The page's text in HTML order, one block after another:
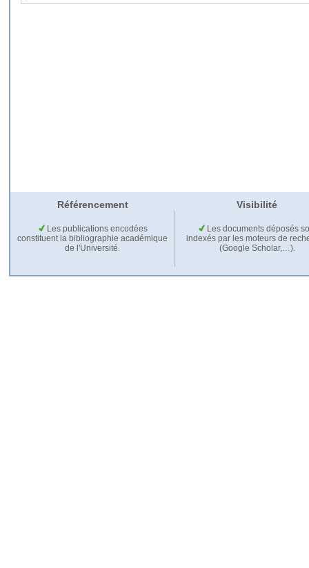
Référencement Visibilité
Les publications encodées
constituent la bibliographie académique
de l'Université.
Les documents déposés
indexés par les moteurs de
(Google Scholar,…).